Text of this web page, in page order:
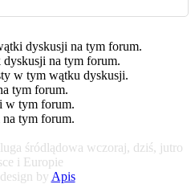
dyskusji na tym forum.
na tym forum.
w tym wątku dyskusji.
tym forum.
w tym forum.
na tym forum.
śródlądowa wczoraj, dziś, jutro
i Europie
by Apis